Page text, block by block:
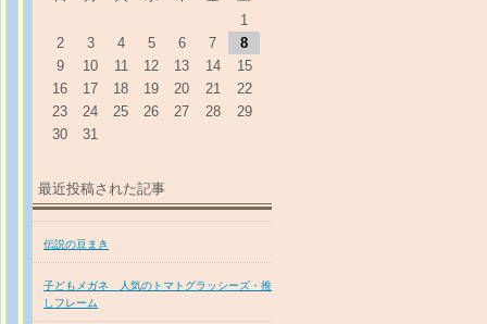
1
2
3 4 5 6 7
8
9
10 11 12 13 14
15
16
17 18 19 20 21
22
23
24 25 26 27 28
29
30
31
最近投稿された記事
伝説の豆まき
子どもメガネ 人気のトマトグラッシーズ・推
しフレーム